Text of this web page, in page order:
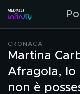
CRONACA
Martina
Afragola, lo
non è